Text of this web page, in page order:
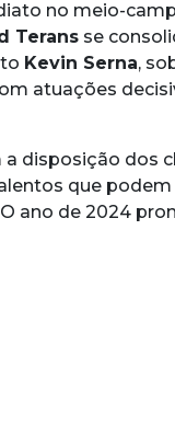
no meio-
Terans se
Kevin Serna,
atuações
disposição dos
que
ano de 2024